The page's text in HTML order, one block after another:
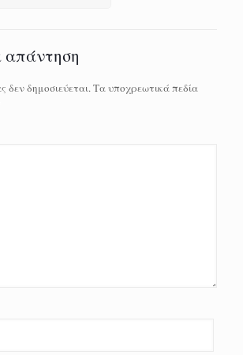
απάντηση
δεν δημοσιεύεται.Τα υποχρεωτικά πεδία